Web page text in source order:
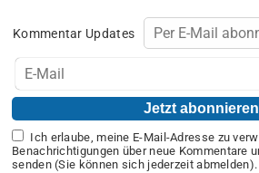
Kommentar Updates
Ich erlaube, meine E-Mail-Adresse zu
Benachrichtigungen über neue Kommentare
senden (Sie können sich jederzeit abmelden).